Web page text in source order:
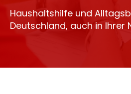
Haushaltshilfe und
Deutschland, auch in Ihrer